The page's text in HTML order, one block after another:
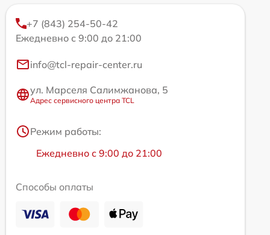
+7 (843) 254-50-42
Ежедневно с 9:00 до 21:00
info@tcl-repair-center.ru
ул. Марселя Салимжанова, 5
Адрес сервисного центра TCL
Режим работы:
Ежедневно с 9:00 до 21:00
Способы оплаты